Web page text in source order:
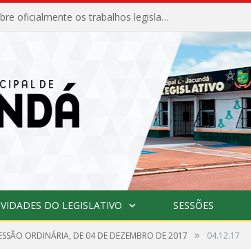
Câmara Municipal de Jacundá abre oficialmente os trabalhos legislativos de 2026
DO LEGISLATIVO SESSÕES
ORDINÁRIA, DE 04 DE DEZEMBRO DE 2017 » 04.12.17